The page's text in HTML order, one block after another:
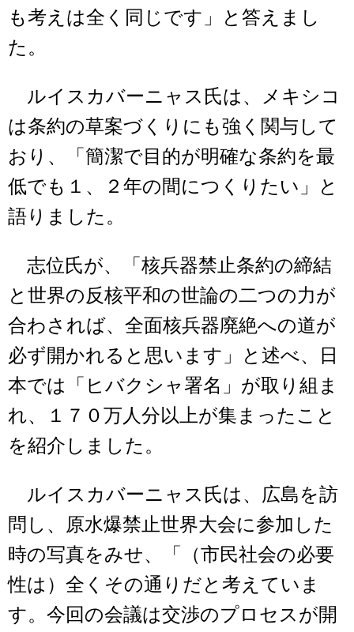
も考えは全く同じです」と答えまし
た。
ルイスカバーニャス氏は、メキシコ
は条約の草案づくりにも強く関与して
おり、「簡潔で目的が明確な条約を最
低でも１、２年の間につくりたい」と
語りました。
志位氏が、「核兵器禁止条約の締結
と世界の反核平和の世論の二つの力が
合わされば、全面核兵器廃絶への道が
必ず開かれると思います」と述べ、日
本では「ヒバクシャ署名」が取り組ま
れ、１７０万人分以上が集まったこと
を紹介しました。
ルイスカバーニャス氏は、広島を訪
問し、原水爆禁止世界大会に参加した
時の写真をみせ、「（市民社会の必要
性は）全くその通りだと考えていま
す。今回の会議は交渉のプロセスが開